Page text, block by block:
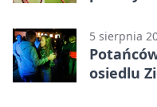
5 sierpnia
osiedlu